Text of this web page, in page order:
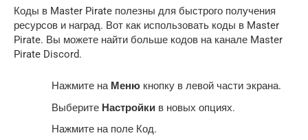
Коды в Master Pirate полезны для быстрого получения
ресурсов и наград. Вот как использовать коды в Master
Pirate. Вы можете найти больше кодов на канале Master
Pirate Discord.
Нажмите на Меню кнопку в левой части экрана.
Выберите Настройки в новых опциях.
Нажмите на поле Код.